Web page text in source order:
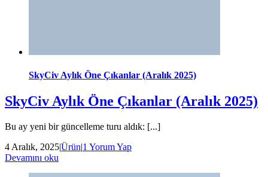
SkyCiv Aylık Öne Çıkanlar (Aralık 2025)
SkyCiv Aylık Öne Çıkanlar (Aralık 2025)
Bu ay yeni bir güncelleme turu aldık: [...]
4 Aralık, 2025|Ürün|1 Yorum Yap
Devamını oku